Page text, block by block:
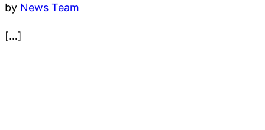
by News Team
[…]